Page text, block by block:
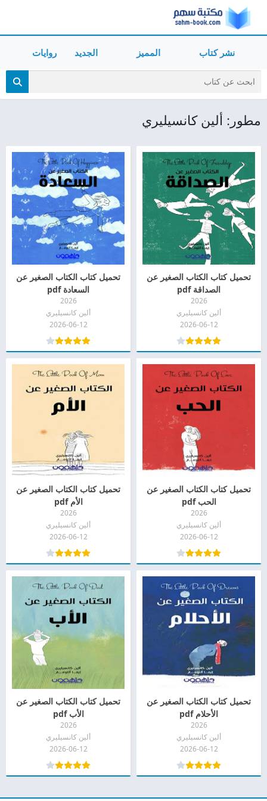
نشر كتاب المميز الجديد روايات
مطور: ألين كانسيليري
تحميل كتاب الكتاب الصغير عن
الصداقة pdf
2026
ألين كانسيليري
2026-06-12
تحميل كتاب الكتاب الصغير عن
السعادة pdf
2026
ألين كانسيليري
2026-06-12
تحميل كتاب الكتاب الصغير عن
الحب pdf
2026
ألين كانسيليري
2026-06-12
تحميل كتاب الكتاب الصغير عن
الأم pdf
2026
ألين كانسيليري
2026-06-12
تحميل كتاب الكتاب الصغير عن
الأحلام pdf
2026
ألين كانسيليري
2026-06-12
تحميل كتاب الكتاب الصغير عن
الأب pdf
2026
ألين كانسيليري
2026-06-12